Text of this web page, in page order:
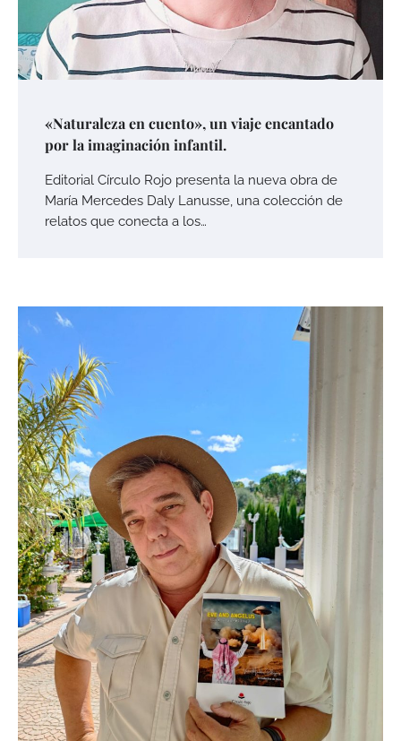
«Naturaleza en cuento», un viaje encantado
por la imaginación infantil.
Editorial Círculo Rojo presenta la nueva obra de
María Mercedes Daly Lanusse, una colección de
relatos que conecta a los…